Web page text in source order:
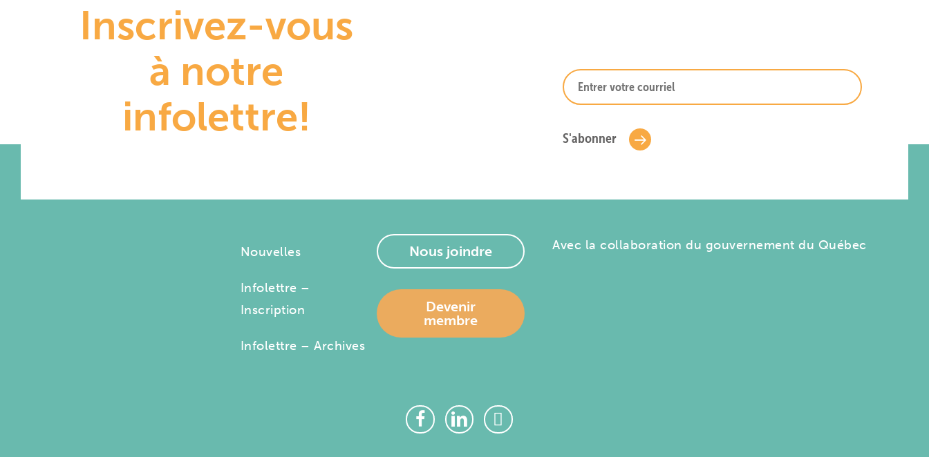
Inscrivez-vous
à notre
infolettre!
S'abonner
Nouvelles
Infolettre –
Inscription
Infolettre – Archives
Nous joindre
Devenir
membre
Avec la collaboration du gouvernement du Québec